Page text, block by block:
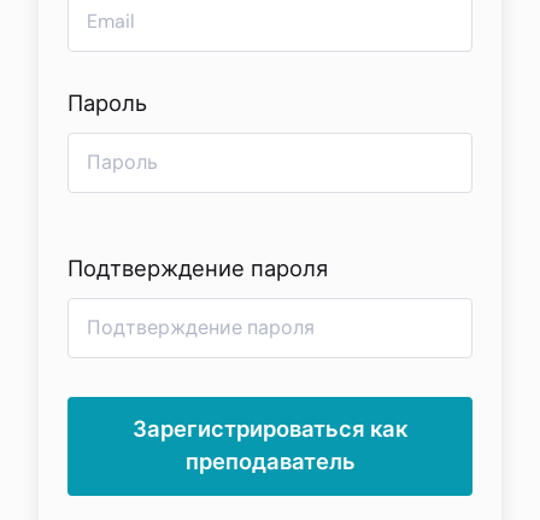
Пароль
Подтверждение пароля
Зарегистрироваться как
преподаватель